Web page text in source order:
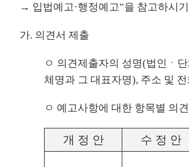
→ 입법예고·행정예고”을 참고하시
가. 의견서 제출
ㅇ 의견제출자의 성명(법인ㆍ
체명과 그 대표자명), 주소 및
ㅇ 예고사항에 대한 항목별 의견
개 정 안 수 정 안